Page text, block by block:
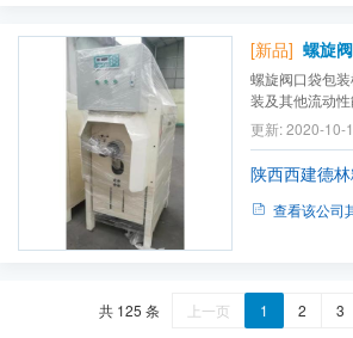
[新品] 螺旋
螺旋阀口袋包
装及其他流动
袋的包装。
更新: 2020-10-
陕西西建德
查看该公司
共 125 条 上一页 1 2 3